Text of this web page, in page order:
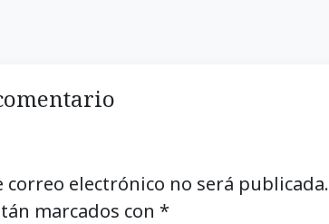
correo electrónico no será publicada.
marcados con *